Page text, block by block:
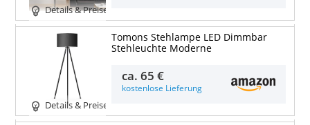
Details & Preise
Details & Preise
Tomons Stehlampe LED Dimmbar
Stehleuchte Moderne
ca.65 €
kostenlose Lieferung